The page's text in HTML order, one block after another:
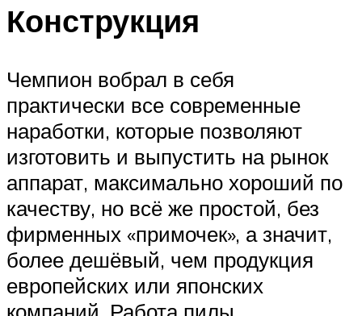
Конструкция
Чемпион вобрал в себя
практически все современные
наработки, которые позволяют
изготовить и выпустить на рынок
аппарат, максимально хороший по
качеству, но всё же простой, без
фирменных «примочек», а значит,
более дешёвый, чем продукция
европейских или японских